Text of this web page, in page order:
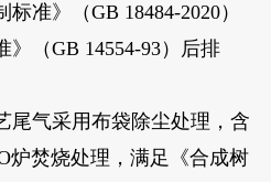
准》（GB 18484-2020）
（GB 14554-93）后排
气采用布袋除尘处理，含
炉焚烧处理，满足《合成树